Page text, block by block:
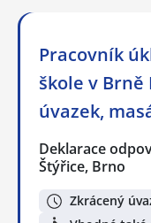
Pracovník
škole v Brně
úvazek,
Deklarace
Štýřice, Brno
Zkrácený